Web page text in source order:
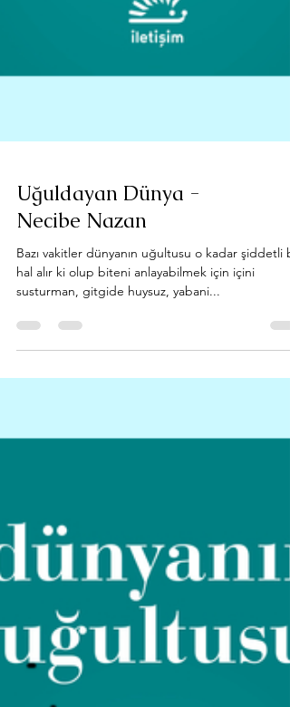
Uğuldayan Dünya -
Necibe Nazan
Bazı vakitler dünyanın uğultusu o kadar şiddetli
susturman, gitgide huysuz, yabani...